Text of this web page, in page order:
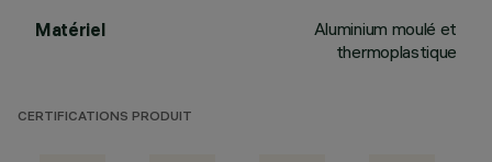
Matériel
Aluminium moulé et
thermoplastique
CERTIFICATIONS PRODUIT